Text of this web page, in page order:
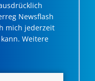
Newsflash
mich jederzeit
Weitere